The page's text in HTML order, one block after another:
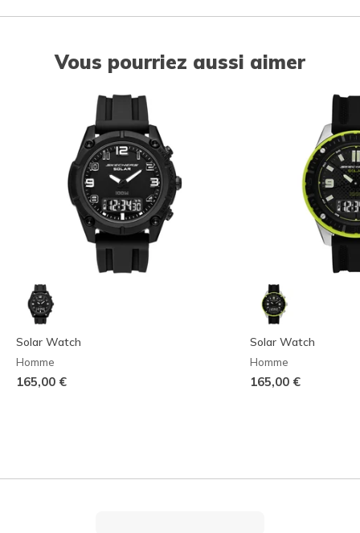
Vous pourriez aussi aimer
Solar Watch
Homme
165,00 €
Solar Watch
Homme
165,00 €